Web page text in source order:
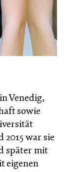
Venedig,
sowie
2015 war sie
später mit
eigenen